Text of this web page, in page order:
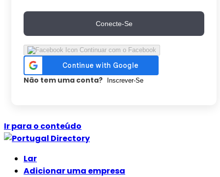
Conecte-Se
Continuar com o Facebook
Não tem uma conta? Inscrever-Se
Ir para o conteúdo
Lar
Adicionar uma empresa